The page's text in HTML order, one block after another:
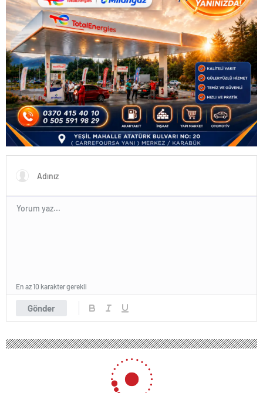
Gönder
En az 10 karakter gerekli
Karabük Valiliği Sokağa Çıkma
Kısıtlaması Genelgesi